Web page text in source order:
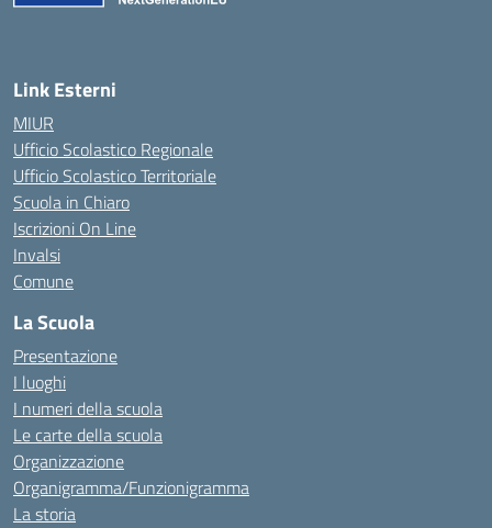
Link Esterni
MIUR
Ufficio Scolastico Regionale
Ufficio Scolastico Territoriale
Scuola in Chiaro
Iscrizioni On Line
Invalsi
Comune
La Scuola
Presentazione
I luoghi
I numeri della scuola
Le carte della scuola
Organizzazione
Organigramma/Funzionigramma
La storia